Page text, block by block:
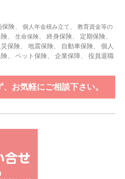
保険、 個人年金積み立て
教育資金等の
、 生命保険 、 終身保険、 定期保険、
保険、 地震保険、 自動車保険、 個人
、 ペット保険、 企業保障
役員退職
、お気軽にご相談下さい。